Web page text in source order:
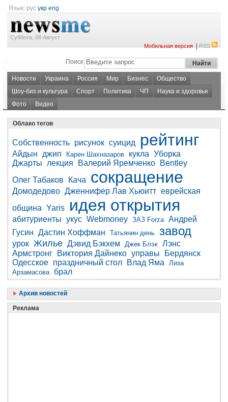
Язык: рус укр eng
Суббота, 08 Август
Мобильная версия|RSS
Поиск
Новости Украина Россия Мир Бизнес
Общество
Шоу-биз и культура
Спорт Политика ЧП
Наука и здоровье
Фото
Видео
Облако тегов
Собственность рисунок суицид рейтинг
Айдын джип Карен Шахназаров кукла Уборка
Джарты
лекция Валерий Яремченко
Bentley
Олег Табаков
Кача сокращение
Домодедово Дженнифер Лав Хьюитт еврейская
община Yaris идея открытия
абитуриенты укус Webmoney ЗАЗ Forza Андрей
Гусин Дастин Хоффман Татьянин день завод
урок Жилье Дэвид Бэкхем Джек Блэк Лэнс
Армстронг
Виктория Дайнеко управы
Бердянск
Одесское праздничный стол Влад Яма
Лиза
Арзамасова
брал
Архив новостей
Реклама